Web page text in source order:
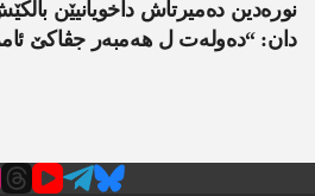
نورەدین دەمیرتاش داخویانیێن
دان: “دەولەت ل ھەمبەر جڤاکێ